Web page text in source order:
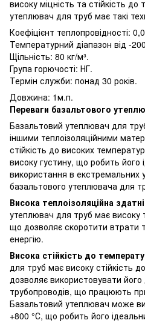
високу міцність та стійкість
утеплювач для труб має такі
Коефіцієнт теплопровідності:
Температурний діапазон від -
Щільність: 80 кг/м³.
Група горючості: НГ.
Термін служби: понад 30 років.
Довжина: 1м.п.
Переваги базальтового
Базальтовий утеплювач для
іншими теплоізоляційними
стійкість до високих
високу густину, що робить його
використання в екстремальних
базальтового утеплювача для
Висока теплоізоляційна
утеплювач для труб має високу
що дозволяє скоротити втрати
енергію.
Висока стійкість до
для труб має високу стійкість
дозволяє використовувати його
трубопроводів, що працюють
Базальтовий утеплювач може
+800 °С, що робить його